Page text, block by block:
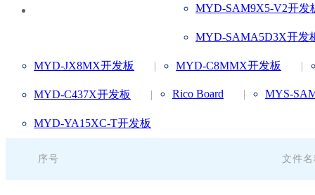
MYD-SAM9X5-V2开发
MYD-SAMA5D3X开发
MYD-JX8MX开发板 | MYD-C8MMX开发板 |
MYD-C437X开发板 | Rico Board | MYS-
MYD-YA15XC-T开发板
序号 文件